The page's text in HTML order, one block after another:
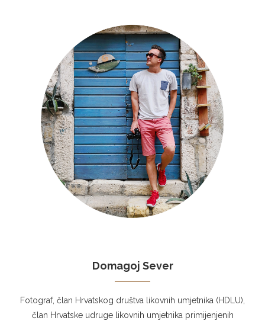
Domagoj Sever
Fotograf, član Hrvatskog društva likovnih umjetnika (HDLU),
član Hrvatske udruge likovnih umjetnika primijenjenih